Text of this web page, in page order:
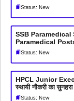
Status: New
SSB
Paramedical Posts
Status: New
HPCL Junior
स्थायी नौकरी का
Status: New